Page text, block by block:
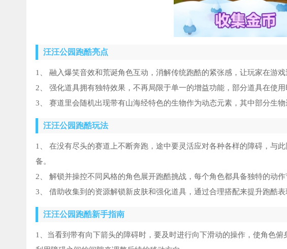
汪汪公园跑酷亮点
1、 融入爆笑音效和荒诞角色互动，消解传统跑酷的紧张感，让玩家在游戏
2、 强化道具拥有独特效果，不再局限于单一的增益功能，部分道具在使
3、 赛道里会随机出现带有山海经特色的生物作为动态元素，其中部分生
汪汪公园跑酷玩法
1、 在没有尽头的赛道上不断奔跑，途中要灵活应对各种各样的障碍，与
备。
2、 解锁并操控不同风格的角色展开跑酷挑战，每个角色都具备独特的动
3、 借助收集到的资源解锁新皮肤和强化道具，通过合理搭配来提升跑酷表
汪汪公园跑酷新手指南
1、当看到带有向下箭头的障碍时，要及时进行向下滑动的操作，使角色